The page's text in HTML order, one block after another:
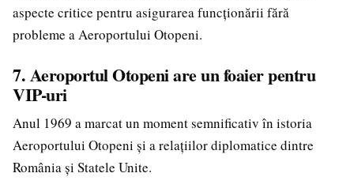
aspecte critice pentru asigurarea funcționării fără
probleme a Aeroportului Otopeni.
7. Aeroportul Otopeni are un foaier pentru
VIP-uri
Anul 1969 a marcat un moment semnificativ în istoria
Aeroportului Otopeni și a relațiilor diplomatice dintre
România și Statele Unite.